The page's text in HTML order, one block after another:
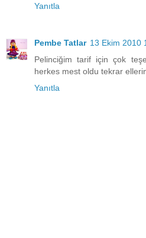
Yanıtla
Pembe Tatlar 13 Ekim 2010
Pelinciğim tarif için çok
herkes mest oldu tekrar
Yanıtla